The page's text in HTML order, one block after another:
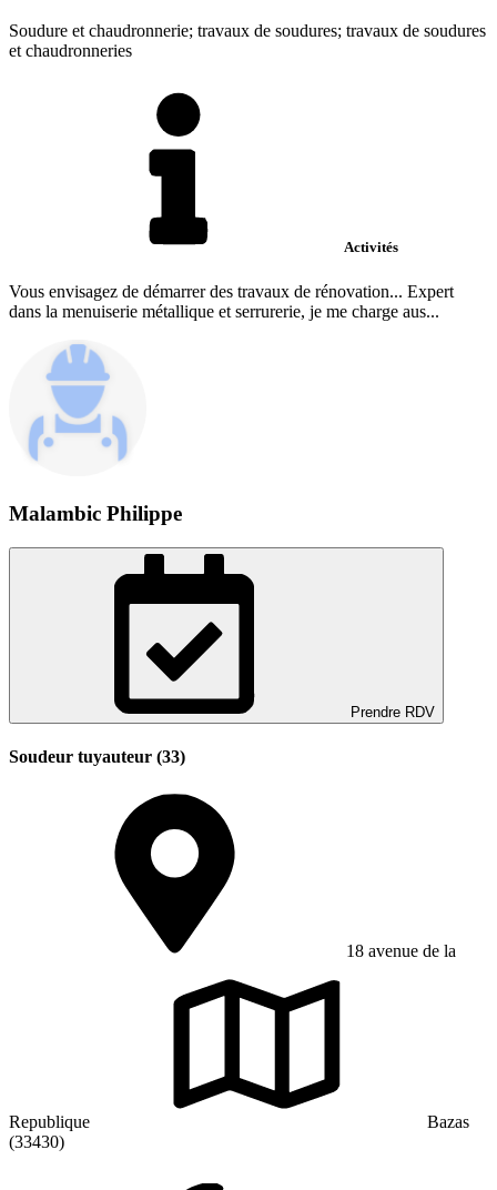
Soudure et chaudronnerie; travaux de soudures; travaux de soudures
et chaudronneries
Activités
Vous envisagez de démarrer des travaux de rénovation... Expert
dans la menuiserie métallique et serrurerie, je me charge aus...
Malambic Philippe
Prendre RDV
Soudeur tuyauteur (33)
18 avenue de la
Republique
Bazas
(33430)